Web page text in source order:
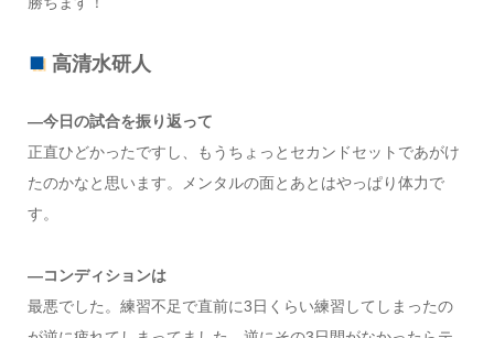
高清水研人
―今日の試合を振り返って
正直ひどかったですし、もうちょっとセカンドセットであがけ
たのかなと思います。メンタルの面とあとはやっぱり体力で
す。
―コンディションは
最悪でした。練習不足で直前に3日くらい練習してしまったの